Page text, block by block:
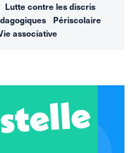
Lutte contre les discris
Périscolaire
associative